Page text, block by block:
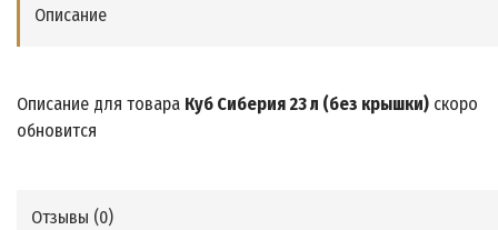
Описание
Описание для товара Куб Сиберия 23 л (без крышки) скоро
обновится
Отзывы (0)